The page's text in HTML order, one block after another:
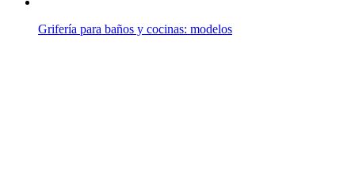
Grifería para baños y cocinas: modelos